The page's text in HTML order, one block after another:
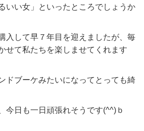
いい女」といったところでしょうか
入して早７年目を迎えましたが、毎
せて私たちを楽しませてくれます
ドブーケみたいになってとっても綺
今日も一日頑張れそうです(^^)ｂ